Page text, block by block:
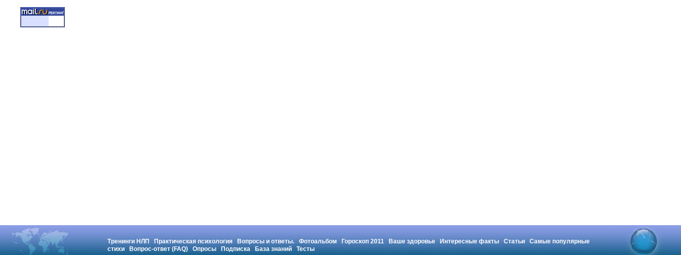
Тренинги НЛП Практическая психология Вопросы и ответы. Фотоальбом Гороскоп 2011 Ваше здоровье Интересные факты Статьи
Самые популярные
стихи
Вопрос-ответ (FAQ) Опросы Подписка База знаний Тесты